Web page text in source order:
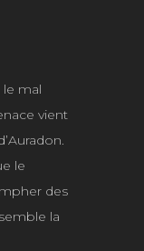
mal
vient
le
des
la